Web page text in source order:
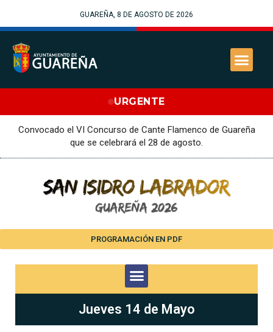
GUAREÑA, 8 DE AGOSTO DE 2026
URGENTE
Convocado el VI Concurso de Cante Flamenco de Guareña
que se celebrará el 28 de agosto.
PROGRAMACIÓN EN PDF
Jueves 14 de Mayo